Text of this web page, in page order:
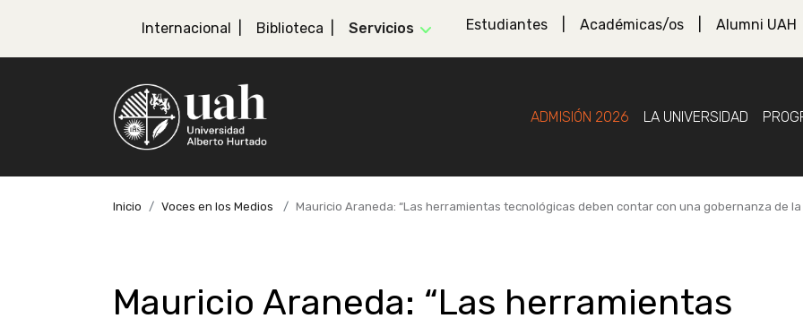
Internacional Biblioteca Servicios Estudiantes Académicas/os Alumni UAH
ADMISIÓN 2026 LA UNIVERSIDAD
Inicio Voces en los Medios Mauricio Araneda: “Las herramientas tecnológicas deben contar con una gobernanza de la
Mauricio Araneda: “Las herramientas